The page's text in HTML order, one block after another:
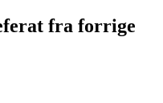
fra forrige